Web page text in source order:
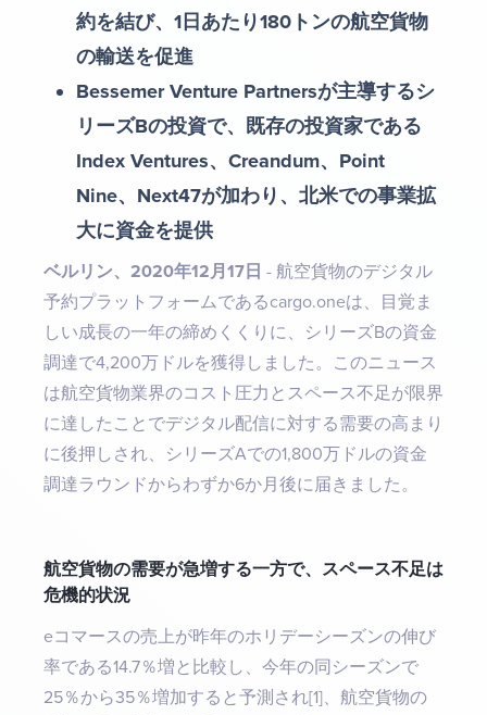
約を結び、1日あたり180トンの航空貨物
の輸送を促進
Bessemer Venture Partnersが主導するシ
リーズBの投資で、既存の投資家である
Index Ventures、Creandum、Point
Nine、Next47が加わり、北米での事業拡
大に資金を提供
ベルリン、2020年12月17日 - 航空貨物のデジタル
予約プラットフォームであるcargo.oneは、目覚ま
しい成長の一年の締めくくりに、シリーズBの資金
調達で4,200万ドルを獲得しました。このニュース
は航空貨物業界のコスト圧力とスペース不足が限界
に達したことでデジタル配信に対する需要の高まり
に後押しされ、シリーズAでの1,800万ドルの資金
調達ラウンドからわずか6か月後に届きました。
航空貨物の需要が急増する一方で、スペース不足は
危機的状況
eコマースの売上が昨年のホリデーシーズンの伸び
率である14.7％増と比較し、今年の同シーズンで
25％から35％増加すると予測され[1]、航空貨物の